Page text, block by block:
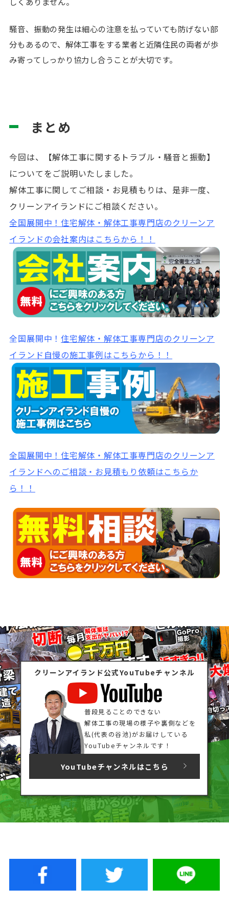
騒音、振動の発生は細心の注意を払っていても防げない部
分もあるので、解体工事をする業者と近隣住民の両者が歩
み寄ってしっかり協力し合うことが大切です。
まとめ
今回は、【解体工事に関するトラブル・騒音と振動】
についてをご説明いたしました。
解体工事に関してご相談・お見積もりは、是非一度、
クリーンアイランドにご相談ください。
全国展開中！住宅解体・解体工事専門店のクリーンア
イランドの会社案内はこちらから！！
全国展開中！住宅解体・解体工事専門店のクリーンア
イランド自慢の施工事例はこちらから！！
全国展開中！住宅解体・解体工事専門店のクリーンア
イランドへのご相談・お見積もり依頼はこちらか
ら！！
クリーンアイランド公式YouTubeチャンネル
普段見ることのできない
解体工事の現場の様子や裏側などを
私(代表の谷池)がお届けしている
YouTubeチャンネルです！
YouTubeチャンネルはこちら